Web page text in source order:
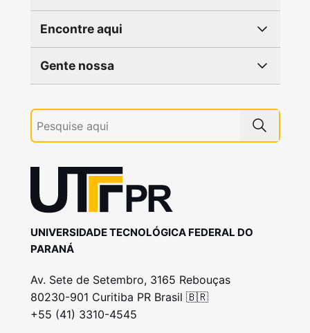
Encontre aqui
Gente nossa
UNIVERSIDADE TECNOLÓGICA FEDERAL DO
PARANÁ
Av. Sete de Setembro, 3165 Rebouças
80230-901 Curitiba PR Brasil 🇧🇷
+55 (41) 3310-4545